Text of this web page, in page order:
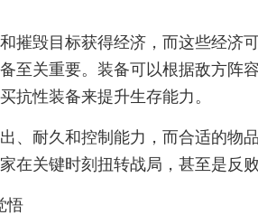
摧毁目标获得经济，而这些经济
至关重要。装备可以根据敌方阵
抗性装备来提升生存能力。
、耐久和控制能力，而合适的物
在关键时刻扭转战局，甚至是反败
悟